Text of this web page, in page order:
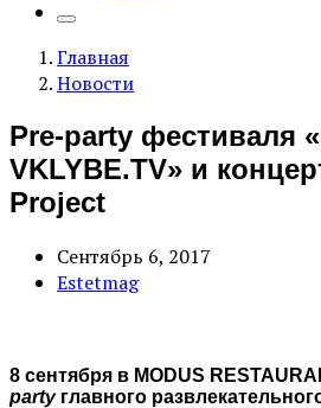
Главная
Новости
Pre-party фестиваля
VKLYBE.TV» и
Project
Сентябрь 6, 2017
Estetmag
8 сентября в MODUS
partyглавного